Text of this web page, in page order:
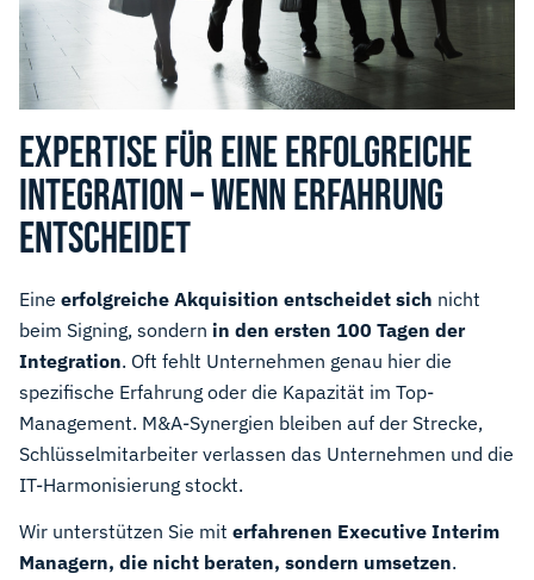
EXPERTISE FÜR EINE ERFOLGREICHE
INTEGRATION – WENN ERFAHRUNG
ENTSCHEIDET
Eine erfolgreiche Akquisition entscheidet sich nicht
beim Signing, sondern in den ersten 100 Tagen der
Integration. Oft fehlt Unternehmen genau hier die
speziﬁsche Erfahrung oder die Kapazität im Top-
Management. M&A-Synergien bleiben auf der Strecke,
Schlüsselmitarbeiter verlassen das Unternehmen und die
IT-Harmonisierung stockt.
Wir unterstützen Sie mit erfahrenen Executive Interim
Managern, die nicht beraten, sondern umsetzen.